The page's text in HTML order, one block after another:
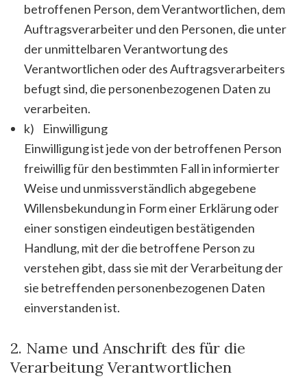
betroffenen Person, dem Verantwortlichen, dem
Auftragsverarbeiter und den Personen, die unter
der unmittelbaren Verantwortung des
Verantwortlichen oder des Auftragsverarbeiters
befugt sind, die personenbezogenen Daten zu
verarbeiten.
k) Einwilligung
Einwilligung ist jede von der betroffenen Person
freiwillig für den bestimmten Fall in informierter
Weise und unmissverständlich abgegebene
Willensbekundung in Form einer Erklärung oder
einer sonstigen eindeutigen bestätigenden
Handlung, mit der die betroffene Person zu
verstehen gibt, dass sie mit der Verarbeitung der
sie betreffenden personenbezogenen Daten
einverstanden ist.
2. Name und Anschrift des für die
Verarbeitung Verantwortlichen